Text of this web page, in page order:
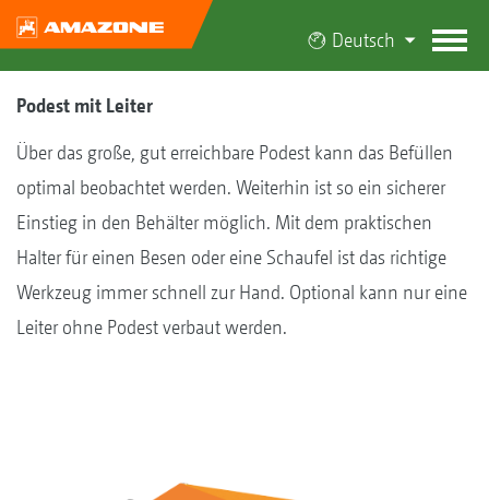
Deutsch
Podest mit Leiter
Über das große, gut erreichbare Podest kann das Befüllen
optimal beobachtet werden. Weiterhin ist so ein sicherer
Einstieg in den Behälter möglich. Mit dem praktischen
Halter für einen Besen oder eine Schaufel ist das richtige
Werkzeug immer schnell zur Hand. Optional kann nur eine
Leiter ohne Podest verbaut werden.